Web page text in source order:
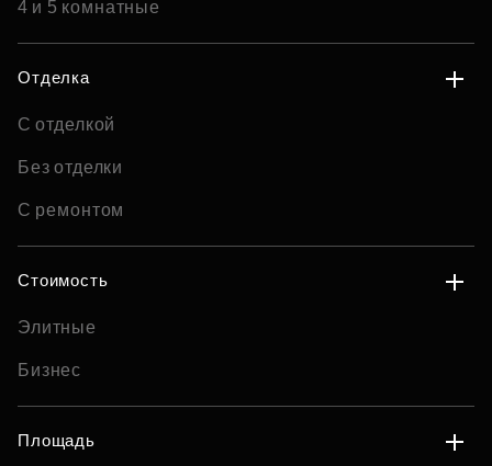
4 и 5 комнатные
Отделка
С отделкой
Без отделки
С ремонтом
Стоимость
Элитные
Бизнес
Площадь